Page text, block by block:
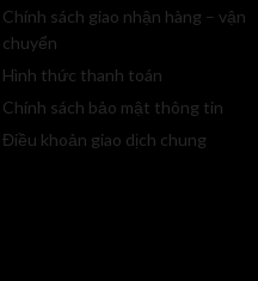
Chính sách giao nhận hàng – vận
chuyển
Hình thức thanh toán
Chính sách bảo mật thông tin
Điều khoản giao dịch chung